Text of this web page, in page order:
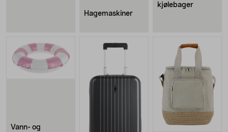
Hagemaskiner
kjølebager
Vann- og